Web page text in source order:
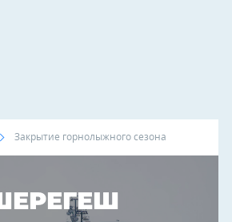
Закрытие горнолыжного сезона